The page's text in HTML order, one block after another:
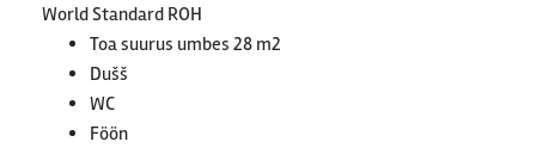
World Standard ROH
Toa suurus umbes 28 m2
Dušš
WC
Föön